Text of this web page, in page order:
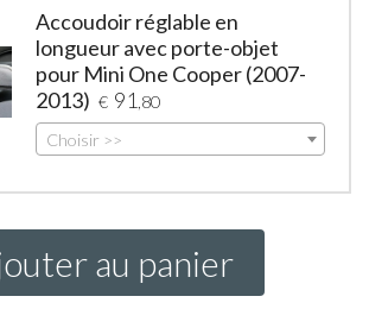
Accoudoir réglable en
longueur avec porte-objet
pour Mini One Cooper (2007-
2013) € 91 ,80
Choisir >>
au panier